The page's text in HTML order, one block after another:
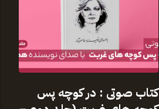
کتاب صوتی : در کوچه پس